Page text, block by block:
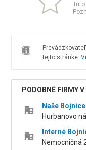
tejto stránke.
PODOBNÉ FIRMY V
Naše Bojnice
Hurbanovo
Interné
Nemocničná